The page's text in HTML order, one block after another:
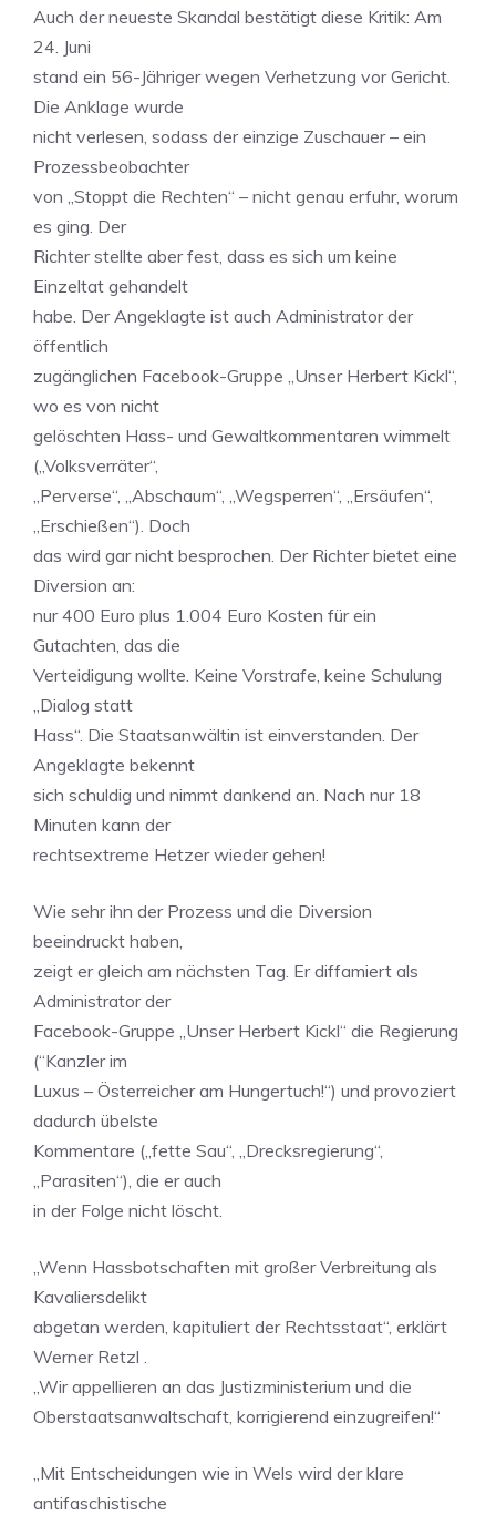
Auch der neueste Skandal bestätigt diese Kritik: Am
24. Juni
stand ein 56-Jähriger wegen Verhetzung vor Gericht.
Die Anklage wurde
nicht verlesen, sodass der einzige Zuschauer – ein
Prozessbeobachter
von „Stoppt die Rechten“ – nicht genau erfuhr, worum
es ging. Der
Richter stellte aber fest, dass es sich um keine
Einzeltat gehandelt
habe. Der Angeklagte ist auch Administrator der
öffentlich
zugänglichen Facebook-Gruppe „Unser Herbert Kickl“,
wo es von nicht
gelöschten Hass- und Gewaltkommentaren wimmelt
(„Volksverräter“,
„Perverse“, „Abschaum“, „Wegsperren“, „Ersäufen“,
„Erschießen“). Doch
das wird gar nicht besprochen. Der Richter bietet eine
Diversion an:
nur 400 Euro plus 1.004 Euro Kosten für ein
Gutachten, das die
Verteidigung wollte. Keine Vorstrafe, keine Schulung
„Dialog statt
Hass“. Die Staatsanwältin ist einverstanden. Der
Angeklagte bekennt
sich schuldig und nimmt dankend an. Nach nur 18
Minuten kann der
rechtsextreme Hetzer wieder gehen!
Wie sehr ihn der Prozess und die Diversion
beeindruckt haben,
zeigt er gleich am nächsten Tag. Er diffamiert als
Administrator der
Facebook-Gruppe „Unser Herbert Kickl“ die Regierung
(“Kanzler im
Luxus – Österreicher am Hungertuch!“) und provoziert
dadurch übelste
Kommentare („fette Sau“, „Drecksregierung“,
„Parasiten“), die er auch
in der Folge nicht löscht.
„Wenn Hassbotschaften mit großer Verbreitung als
Kavaliersdelikt
abgetan werden, kapituliert der Rechtsstaat“, erklärt
Werner Retzl .
„Wir appellieren an das Justizministerium und die
Oberstaatsanwaltschaft, korrigierend einzugreifen!“
„Mit Entscheidungen wie in Wels wird der klare
antifaschistische